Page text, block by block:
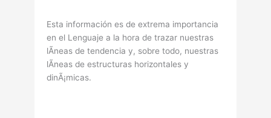
Esta información es de extrema importancia
en el Lenguaje a la hora de trazar nuestras
lÃ­neas de tendencia y, sobre todo, nuestras
lÃ­neas de estructuras horizontales y
dinÃ¡micas.